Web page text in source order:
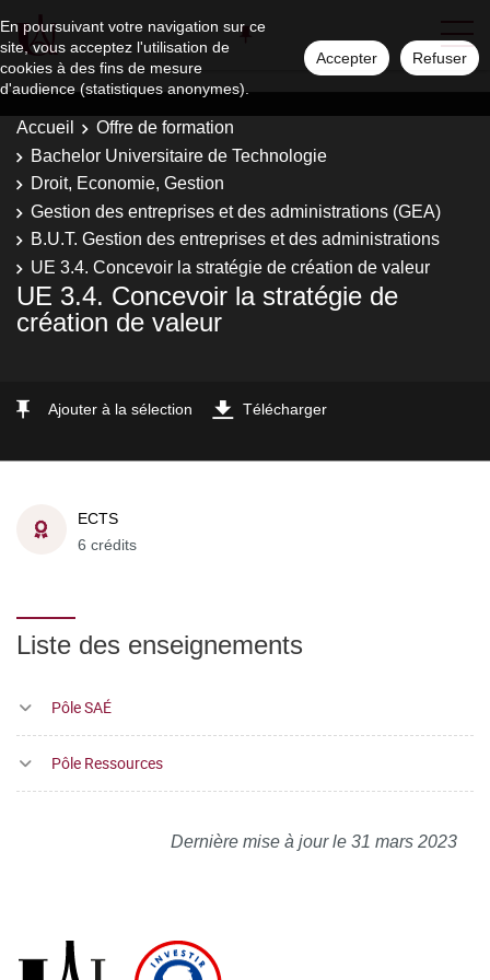
En poursuivant votre navigation sur ce
site, vous acceptez l'utilisation de
cookies à des fins de mesure
d'audience (statistiques anonymes).
Accepter Refuser
Accueil
Offre de formation
Bachelor Universitaire de Technologie
Droit, Economie, Gestion
Gestion des entreprises et des administrations (GEA)
B.U.T. Gestion des entreprises et des administrations
UE 3.4. Concevoir la stratégie de création de valeur
UE 3.4. Concevoir la stratégie de
création de valeur
Ajouter à la sélection Télécharger
ECTS
6 crédits
Liste des enseignements
Pôle SAÉ
Pôle Ressources
Dernière mise à jour le 31 mars 2023